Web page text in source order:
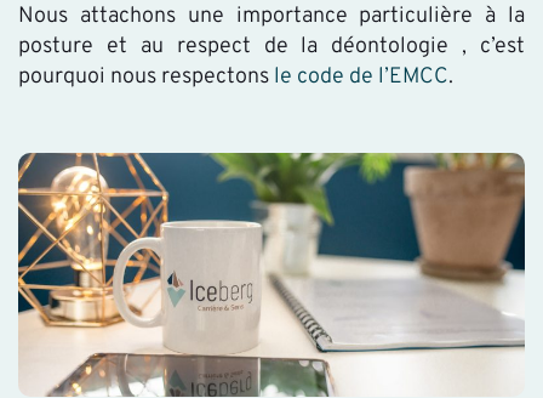
Nous attachons une importance particulière à la
posture et au respect de la déontologie , c’est
pourquoi nous respectons le code de l’EMCC.